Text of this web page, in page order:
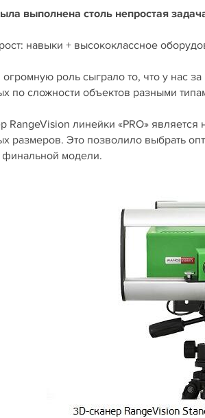
выполнена столь непростая
навыки + высококлассное
роль сыграло то, что у нас
по сложности объектов разными
RangeVision линейки «PRO»
размеров. Это позволило выбрать
финальной модели.